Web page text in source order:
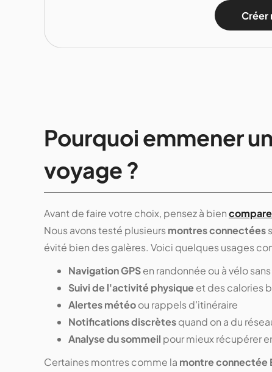
Créer
Pourquoi emmener
voyage ?
Avant de faire votre choix, pensez à bien
Nous avons testé plusieursmontres connectées
évité bien des galères. Voici quelques usages
Navigation GPSen randonnée ou à vélo
Suivi de l'activité physiqueet des calories
Alertes météoou rappels d’itinéraire
Notifications discrètesquand on a du
Analyse du sommeil pour mieux récupérer
Certaines montres comme la montre connectée